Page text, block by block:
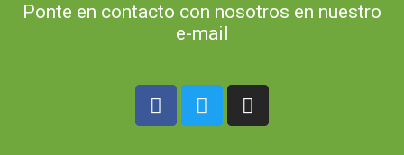
Ponte en contacto con nosotros en nuestro
e-mail